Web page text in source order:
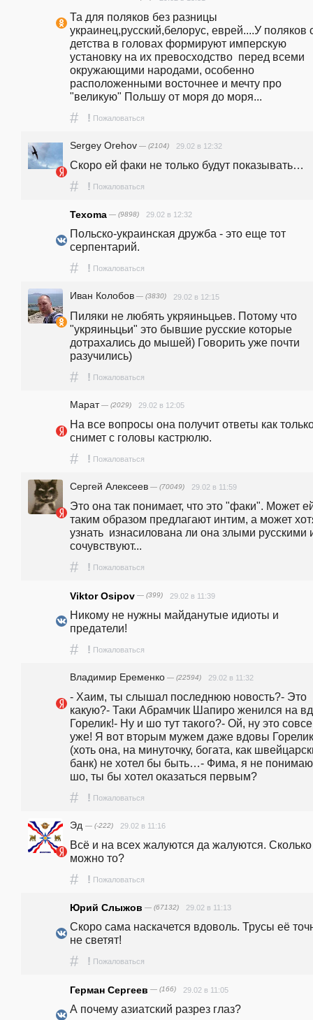
Та для поляков без разницы
украинец,русский,белорус, еврей....У поляков
детства в головах формируют имперскую
установку на их превосходство  перед всеми
окружающими народами, особенно
расположенными восточнее и мечту про
"великую" Польшу от моря до моря...
# ! Пожаловаться
Sergey Orehov — (2104) 29.02 в 12:32
Скоро ей факи не только будут показывать…
# ! Пожаловаться
Texoma — (9898) 29.02 в 12:32
Польско-украинская дружба - это еще тот
серпентарий.
# ! Пожаловаться
Иван Колобов — (3830) 29.02 в 12:15
Пиляки не любять укряиньцьев. Потому что
"укряиньцьи" это бывшие русские которые
дотрахались до мышей) Говорить уже почти
разучились)
# ! Пожаловаться
Марат— (2029) 29.02 в 12:05
На все вопросы она получит ответы как
снимет с головы кастрюлю.
# ! Пожаловаться
Сергей Алексеев — (70049) 29.02 в 11:59
Это она так понимает, что это "факи". Может
таким образом предлагают интим, а может
узнать  изнасилована ли она злыми русскими
сочувствуют...
# ! Пожаловаться
Viktor Osipov — (399) 29.02 в 11:39
Никому не нужны майданутые идиоты и
предатели!
# ! Пожаловаться
Владимир Еременко — (22594) 29.02 в 11:32
- Хаим, ты слышал последнюю новость?- Это
какую?- Таки Абрамчик Шапиро женился на
Горелик!- Ну и шо тут такого?- Ой, ну это
уже! Я вот вторым мужем даже вдовы Горелик
(хоть она, на минуточку, богата, как
банк) не хотел бы быть…- Фима, я не
шо, ты бы хотел оказаться первым?
# ! Пожаловаться
Эд — (-222) 29.02 в 11:16
Всё и на всех жалуются да жалуются. Сколько
можно то?
# ! Пожаловаться
Юрий Слыжов — (67132) 29.02 в 11:13
Скоро сама наскачется вдоволь. Трусы её
не светят!
# ! Пожаловаться
Герман Сергеев — (166) 29.02 в 11:05
А почему азиатский разрез глаз?